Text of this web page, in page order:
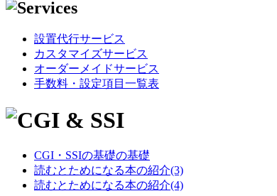
設置代行サービス
カスタマイズサービス
オーダーメイドサービス
手数料・設定項目一覧表
CGI・SSIの基礎の基礎
読むとためになる本の紹介(3)
読むとためになる本の紹介(4)